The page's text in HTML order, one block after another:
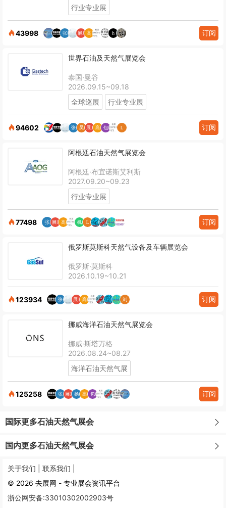
行业专业展
43998 订阅
世界石油及天然气展览会
泰国·曼谷
2026.09.15~09.18
全球巡展
行业专业展
94602 订阅
阿根廷石油天然气展览会
阿根廷·布宜诺斯艾利斯
2027.09.20~09.23
行业专业展
77498 订阅
俄罗斯莫斯科天然气设备及车辆展览会
俄罗斯·莫斯科
2026.10.19~10.21
123934 订阅
挪威海洋石油天然气展览会
挪威·斯塔万格
2026.08.24~08.27
海洋石油天然气展
125258 订阅
国际更多石油天然气展会
国内更多石油天然气展会
关于我们 | 联系我们 |
© 2026 去展网 - 专业展会资讯平台
浙公网安备:33010302002903号